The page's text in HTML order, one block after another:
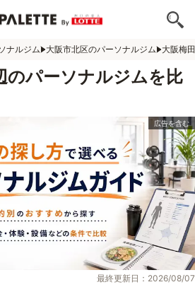
ナルジム 大阪市北区のパーソナルジム 大阪梅
のパーソナルジムを比
最終更新日：2026/08/07